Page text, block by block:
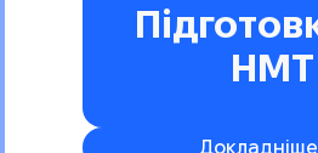
НМТ
Докладніше